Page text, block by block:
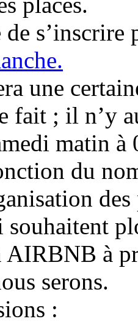
une
fait ; il n’y
matin à
du
AIRBNB à
serons.
: